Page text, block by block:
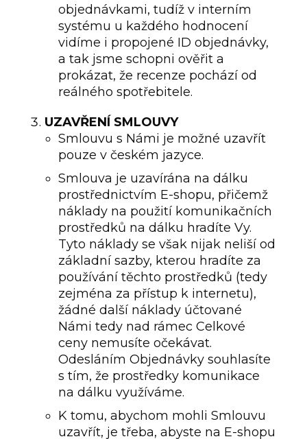
objednávkami, tudíž v interním
systému u každého hodnocení
vidíme i propojené ID objednávky,
a tak jsme schopni ověřit a
prokázat, že recenze pochází od
reálného spotřebitele.
UZAVŘENÍ SMLOUVY
Smlouvu s Námi je možné uzavřít
pouze v českém jazyce.
Smlouva je uzavírána na dálku
prostřednictvím E-shopu, přičemž
náklady na použití komunikačních
prostředků na dálku hradíte Vy.
Tyto náklady se však nijak neliší od
základní sazby, kterou hradíte za
používání těchto prostředků (tedy
zejména za přístup k internetu),
žádné další náklady účtované
Námi tedy nad rámec Celkové
ceny nemusíte očekávat.
Odesláním Objednávky souhlasíte
s tím, že prostředky komunikace
na dálku využíváme.
K tomu, abychom mohli Smlouvu
uzavřít, je třeba, abyste na E-shopu